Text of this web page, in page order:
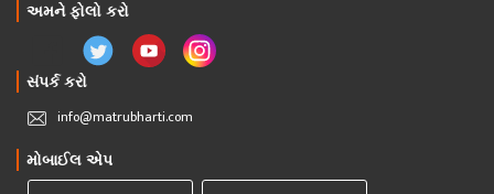
અમને ફોલો કરો
સંપર્ક કરો
info@matrubharti.com
મોબાઈલ એપ